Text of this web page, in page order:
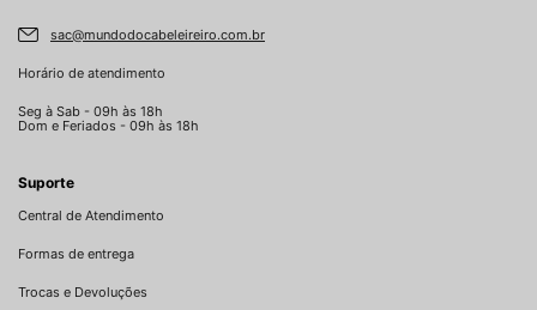
sac@mundodocabeleireiro.com.br
Horário de atendimento
Seg à Sab - 09h às 18h
Dom e Feriados - 09h às 18h
Suporte
Central de Atendimento
Formas de entrega
Trocas e Devoluções